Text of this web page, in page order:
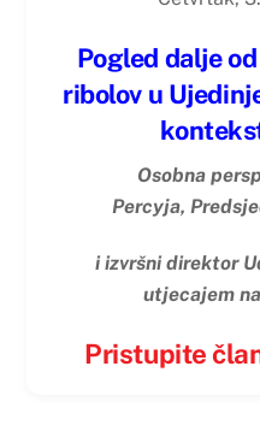
Pogled dalje
ribolov u
Osobna
Percyja,
i izvršni direktor
utjecajem
Pristupite